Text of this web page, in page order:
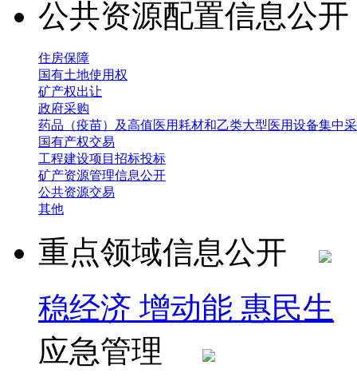
公共资源配置信息公
住房保障
国有土地使用权
矿产权出让
政府采购
药品（疫苗）及高值医用耗材和乙类大型医用设备集中
国有产权交易
工程建设项目招标投标
矿产资源管理信息公开
公共资源交易
其他
重点领域信息公开
稳经济 增动能 惠民生
应急管理